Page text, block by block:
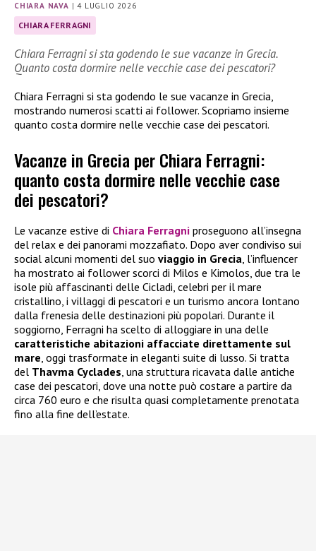
CHIARA NAVA |4 LUGLIO 2026
CHIARA FERRAGNI
Chiara Ferragni si sta godendo le sue vacanze in Grecia.
Quanto costa dormire nelle vecchie case dei pescatori?
Chiara Ferragni si sta godendo le sue vacanze in Grecia,
mostrando numerosi scatti ai follower. Scopriamo insieme
quanto costa dormire nelle vecchie case dei pescatori.
Vacanze in Grecia per Chiara Ferragni:
quanto costa dormire nelle vecchie case
dei pescatori?
Le vacanze estive di Chiara Ferragni proseguono all’insegna
del relax e dei panorami mozzafiato. Dopo aver condiviso sui
social alcuni momenti del suo viaggio in Grecia, l’influencer
ha mostrato ai follower scorci di Milos e Kimolos, due tra le
isole più affascinanti delle Cicladi, celebri per il mare
cristallino, i villaggi di pescatori e un turismo ancora lontano
dalla frenesia delle destinazioni più popolari. Durante il
soggiorno, Ferragni ha scelto di alloggiare in una delle
caratteristiche abitazioni affacciate direttamente sul
mare, oggi trasformate in eleganti suite di lusso. Si tratta
del Thavma Cyclades, una struttura ricavata dalle antiche
case dei pescatori, dove una notte può costare a partire da
circa 760 euro e che risulta quasi completamente prenotata
fino alla fine dell’estate.